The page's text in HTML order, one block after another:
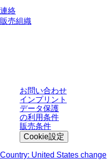
連絡
販売組織
お問い合わせ
インプリント
データ保護
の利用条件
販売条件
Cookie設定
Country: United States change